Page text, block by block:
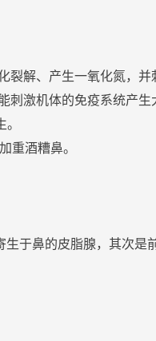
裂解、产生一氧化氮，并
刺激机体的免疫系统产生
重酒糟鼻。
于鼻的皮脂腺，其次是